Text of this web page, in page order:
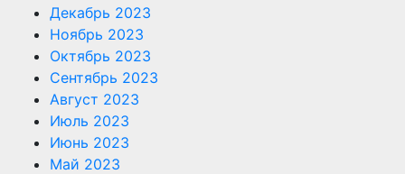
Декабрь 2023
Ноябрь 2023
Октябрь 2023
Сентябрь 2023
Август 2023
Июль 2023
Июнь 2023
Май 2023